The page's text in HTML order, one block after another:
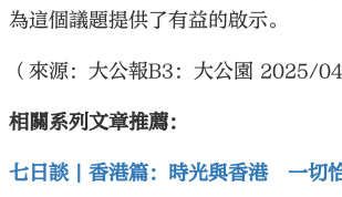
為這個議題提供了有益的啟示。
（來源：大公報B3：大公園 2025/
相關系列文章推薦：
七日談 | 香港篇：時光與香港 一切